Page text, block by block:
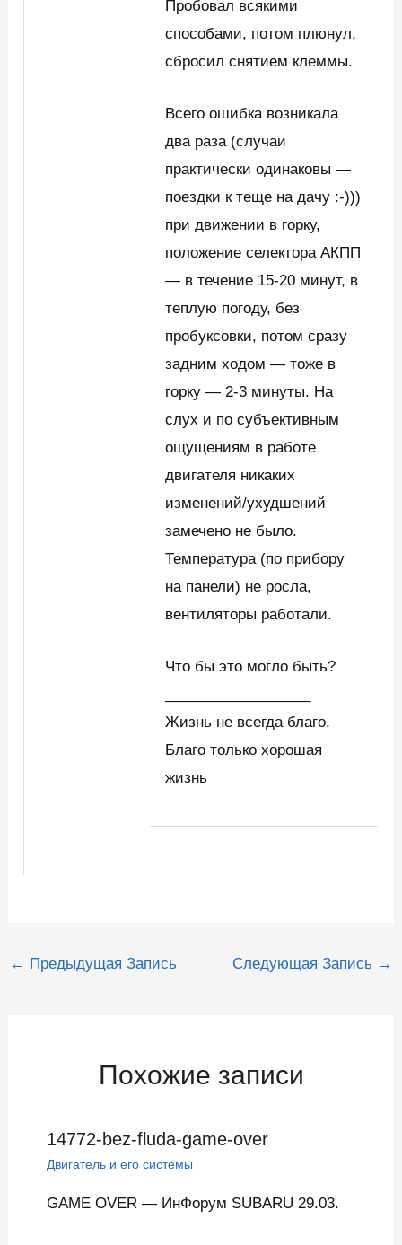
Пробовал всякими
способами, потом плюнул,
сбросил снятием клеммы.
Всего ошибка возникала
два раза (случаи
практически одинаковы —
поездки к теще на дачу :-)))
при движении в горку,
положение селектора АКПП
— в течение 15-20 минут, в
теплую погоду, без
пробуксовки, потом сразу
задним ходом — тоже в
горку — 2-3 минуты. На
слух и по субъективным
ощущениям в работе
двигателя никаких
изменений/ухудшений
замечено не было.
Температура (по прибору
на панели) не росла,
вентиляторы работали.
Что бы это могло быть?
Жизнь не всегда благо.
Благо только хорошая
жизнь
Навигация
← Предыдущая Запись Следующая Запись →
Похожие записи
14772-bez-fluda-game-over
Двигатель и его системы
GAME OVER — ИнФорум SUBARU 29.03.